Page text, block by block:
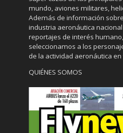
mundo, aviones militares,
Además de información
industria aeronáutica
reportajes de interés
seleccionamos a los
de la actividad aeronáutica
QUIÉNES SOMOS